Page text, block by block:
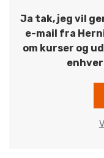
Ja tak, jeg vil
e-mail fra
om kurser og